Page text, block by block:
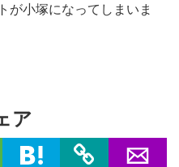
が小塚になってしまいま
ア